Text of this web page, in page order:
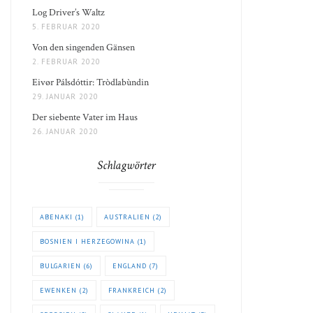
Log Driver’s Waltz
5. FEBRUAR 2020
Von den singenden Gänsen
2. FEBRUAR 2020
Eivør Pálsdóttir: Tròdlabùndin
29. JANUAR 2020
Der siebente Vater im Haus
26. JANUAR 2020
Schlagwörter
ABENAKI (1) AUSTRALIEN (2)
BOSNIEN I HERZEGOWINA (1)
BULGARIEN (6) ENGLAND (7)
EWENKEN (2) FRANKREICH (2)